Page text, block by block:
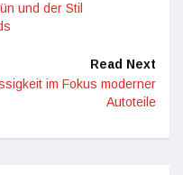
und der Stil
Read Next
im Fokus moderner
Autoteile